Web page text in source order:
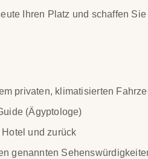
Ihren Platz und schaffen
privaten, klimatisierten
(Ägyptologe)
und zurück
genannten